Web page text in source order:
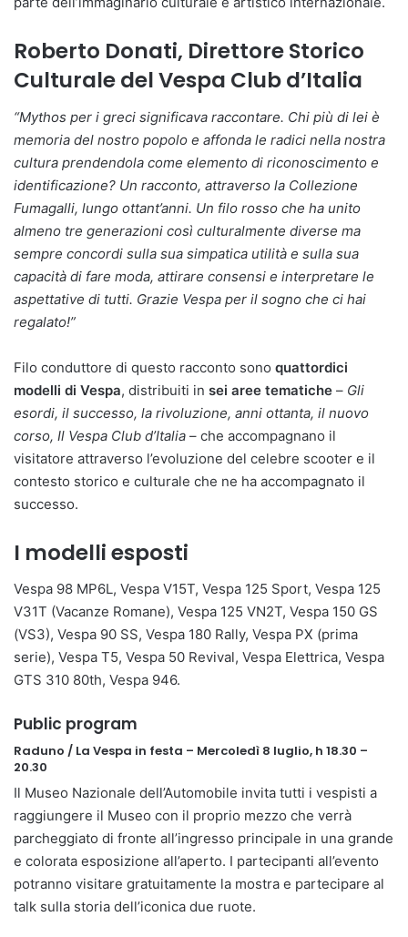
Roberto Donati, Direttore Storico
Culturale del Vespa Club d’Italia
“Mythos per i greci significava raccontare. Chi più di lei è
memoria del nostro popolo e affonda le radici nella nostra
cultura prendendola come elemento di riconoscimento e
identificazione? Un racconto, attraverso la Collezione
Fumagalli, lungo ottant’anni. Un filo rosso che ha unito
almeno tre generazioni così culturalmente diverse ma
sempre concordi sulla sua simpatica utilità e sulla sua
capacità di fare moda, attirare consensi e interpretare le
aspettative di tutti. Grazie Vespa per il sogno che ci hai
regalato!”
Filo conduttore di questo racconto sono quattordici
modelli di Vespa, distribuiti in sei aree tematiche – Gli
esordi, il successo, la rivoluzione, anni ottanta, il nuovo
corso, Il Vespa Club d’Italia – che accompagnano il
visitatore attraverso l’evoluzione del celebre scooter e il
contesto storico e culturale che ne ha accompagnato il
successo.
I modelli esposti
Vespa 98 MP6L, Vespa V15T, Vespa 125 Sport, Vespa 125
V31T (Vacanze Romane), Vespa 125 VN2T, Vespa 150 GS
(VS3), Vespa 90 SS, Vespa 180 Rally, Vespa PX (prima
serie), Vespa T5, Vespa 50 Revival, Vespa Elettrica, Vespa
GTS 310 80th, Vespa 946.
Public program
Raduno / La Vespa in festa – Mercoledì 8 luglio, h 18.30 –
20.30
Il Museo Nazionale dell’Automobile invita tutti i vespisti a
raggiungere il Museo con il proprio mezzo che verrà
parcheggiato di fronte all’ingresso principale in una grande
e colorata esposizione all’aperto. I partecipanti all’evento
potranno visitare gratuitamente la mostra e partecipare al
talk sulla storia dell’iconica due ruote.